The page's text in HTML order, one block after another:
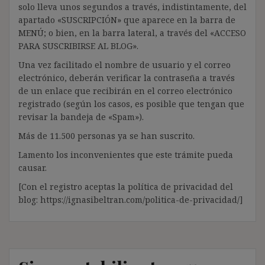
solo lleva unos segundos a través, indistintamente, del
apartado «SUSCRIPCIÓN» que aparece en la barra de
MENÚ; o bien, en la barra lateral, a través del «ACCESO
PARA SUSCRIBIRSE AL BLOG».
Una vez facilitado el nombre de usuario y el correo
electrónico, deberán verificar la contraseña a través
de un enlace que recibirán en el correo electrónico
registrado (según los casos, es posible que tengan que
revisar la bandeja de «Spam»).
Más de 11.500 personas ya se han suscrito.
Lamento los inconvenientes que este trámite pueda
causar.
[Con el registro aceptas la política de privacidad del
blog: https://ignasibeltran.com/politica-de-privacidad/]